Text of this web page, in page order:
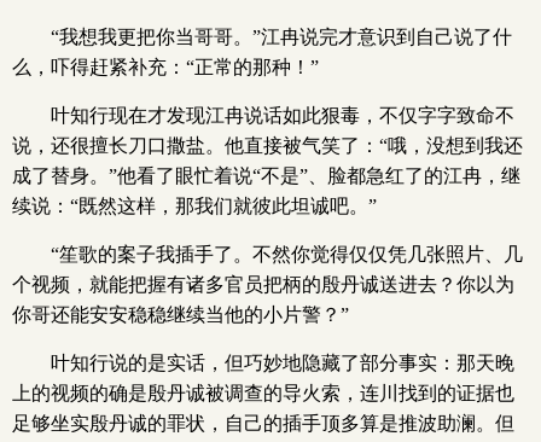
“我想我更把你当哥哥。”江冉说完才意识到自己说了什
么，吓得赶紧补充：“正常的那种！”
叶知行现在才发现江冉说话如此狠毒，不仅字字致命不
说，还很擅长刀口撒盐。他直接被气笑了：“哦，没想到我还
成了替身。”他看了眼忙着说“不是”、脸都急红了的江冉，继
续说：“既然这样，那我们就彼此坦诚吧。”
“笙歌的案子我插手了。不然你觉得仅仅凭几张照片、几
个视频，就能把握有诸多官员把柄的殷丹诚送进去？你以为
你哥还能安安稳稳继续当他的小片警？”
叶知行说的是实话，但巧妙地隐藏了部分事实：那天晚
上的视频的确是殷丹诚被调查的导火索，连川找到的证据也
足够坐实殷丹诚的罪状，自己的插手顶多算是推波助澜。但